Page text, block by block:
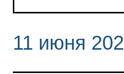
11 июня